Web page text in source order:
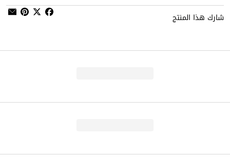
شارك هذا المنتج